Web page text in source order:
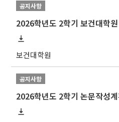
공지사항
보건대학원
공지사항